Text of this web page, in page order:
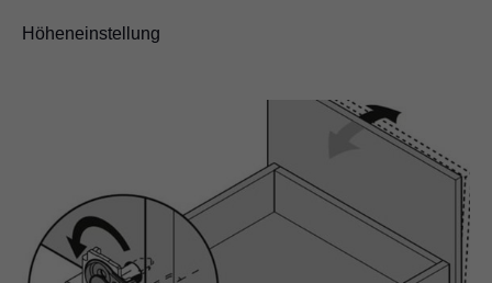
Höheneinstellung